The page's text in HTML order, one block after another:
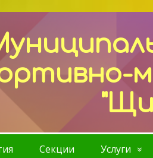
Секции Услуги